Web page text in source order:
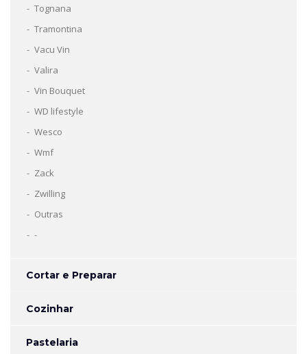
Tognana
Tramontina
Vacu Vin
Valira
Vin Bouquet
WD lifestyle
Wesco
Wmf
Zack
Zwilling
Outras
-
Cortar e Preparar
Cozinhar
Pastelaria